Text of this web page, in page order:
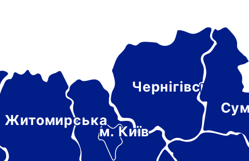
Чернігівська
м. Київ
Житомирська